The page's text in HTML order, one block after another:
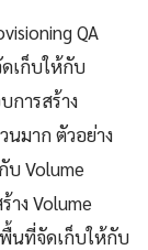
QA
เก็บให้กับ
การสร้าง
นมาก ตัวอย่าง
บ Volume
าง Volume
นที่จัดเก็บให้กับ